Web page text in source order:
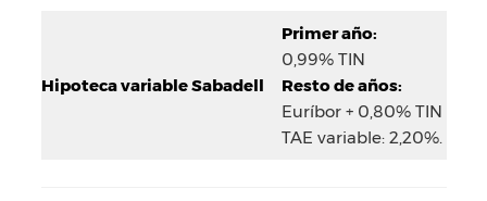
Hipoteca variable Sabadell
Primer año:
0,99% TIN
Resto de años:
Euríbor + 0,80% TIN
TAE variable: 2,20%.